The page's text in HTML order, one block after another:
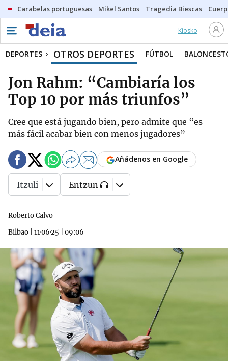
Carabelas portuguesas Mikel Santos Tragedia Biescas
Kiosko
DEPORTES OTROS DEPORTES FÚTBOL
Jon Rahm: “Cambiaría los
Top 10 por más triunfos”
Cree que está jugando bien, pero admite que “es
más fácil acabar bien con menos jugadores”
Roberto Calvo
Bilbao
11·06·25 09:06
Añádenos en Google
Itzuli Entzun